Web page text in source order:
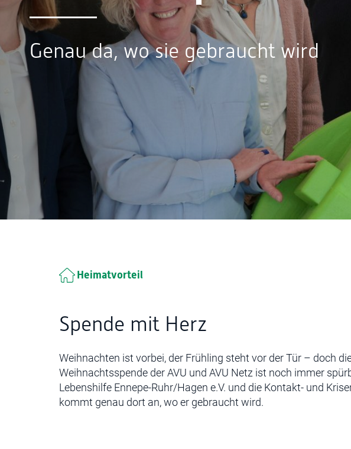
Genau da, wo sie gebraucht wird
Heimatvorteil
Spende mit Herz
Weihnachten ist vorbei, der Frühling steht vor der Tür – doch
Weihnachtsspende der AVU und AVU Netz ist noch immer
Lebenshilfe Ennepe-Ruhr/Hagen e.V. und die Kontakt- und
kommt genau dort an, wo er gebraucht wird.